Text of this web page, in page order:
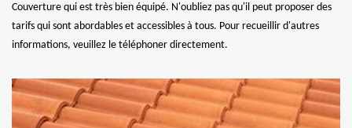
Couverture qui est très bien équipé. N'oubliez pas qu'il peut proposer des
tarifs qui sont abordables et accessibles à tous. Pour recueillir d'autres
informations, veuillez le téléphoner directement.